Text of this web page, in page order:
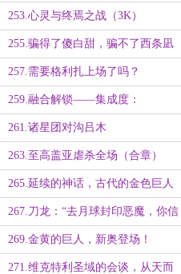
253.心灵与终焉之战（3K）
255.骗得了傻白甜，骗不了西条凪
257.需要格利扎上场了吗？
259.融合解锁——集成度：
70%（3K）
261.诸星团对沟吕木
263.至高盖亚虐杀全场（合章）
265.延续的神话，古代的金色巨人
267.刀龙：“去月球封印恶魔，你信
吗？”（二合一大章）
269.金黄的巨人，新奥登场！
（3K）
271.维克特利圣域的会谈，从天而